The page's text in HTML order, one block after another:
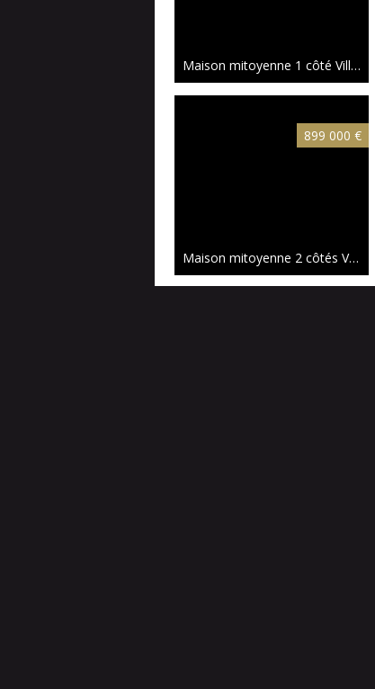
Maison mitoyenne 1 côté Villeneuve-d'Ascq
899 000 €
Maison mitoyenne 2 côtés Villeneuve-d'Ascq